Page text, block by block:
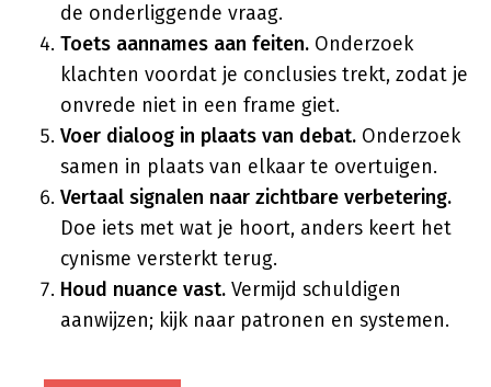
de onderliggende vraag.
Toets aannames aan feiten. Onderzoek
klachten voordat je conclusies trekt, zodat je
onvrede niet in een frame giet.
Voer dialoog in plaats van debat. Onderzoek
samen in plaats van elkaar te overtuigen.
Vertaal signalen naar zichtbare verbetering.
Doe iets met wat je hoort, anders keert het
cynisme versterkt terug.
Houd nuance vast. Vermijd schuldigen
aanwijzen; kijk naar patronen en systemen.